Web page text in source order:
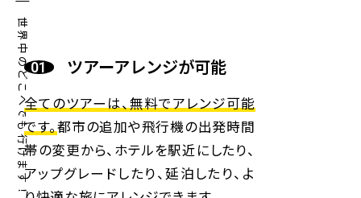
世界中のどこへでも行けます！ ツアーアレンジが可能
全てのツアーは、無料でアレンジ可能
です。都市の追加や飛行機の出発時間
帯の変更から、ホテルを駅近にしたり、
アップグレードしたり、延泊したり、よ